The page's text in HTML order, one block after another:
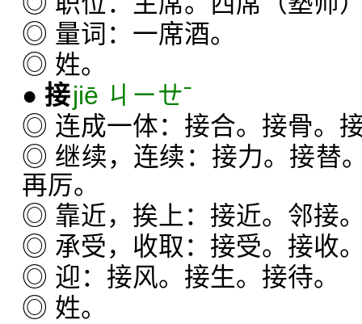
◎ 量词：一席酒。
◎ 姓。
● 接jiē ㄐㄧㄝˉ
◎ 连成一体：接合。接骨。
◎ 继续，连续：接力。接替
再厉。
◎ 靠近，挨上：接近。邻接
◎ 承受，收取：接受。接收
◎ 迎：接风。接生。接待。
◎ 姓。